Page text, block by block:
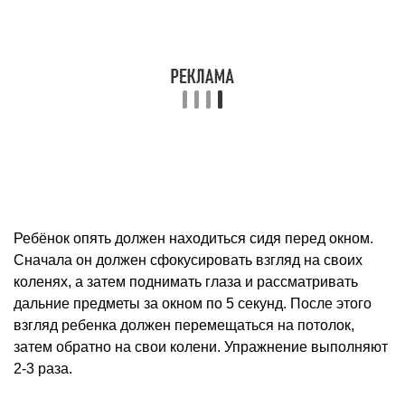
Ребёнок опять должен находиться сидя перед окном.
Сначала он должен сфокусировать взгляд на своих
коленях, а затем поднимать глаза и рассматривать
дальние предметы за окном по 5 секунд. После этого
взгляд ребенка должен перемещаться на потолок,
затем обратно на свои колени. Упражнение выполняют
2-3 раза.